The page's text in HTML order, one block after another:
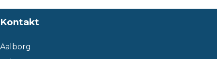
Kontakt
Aalborg